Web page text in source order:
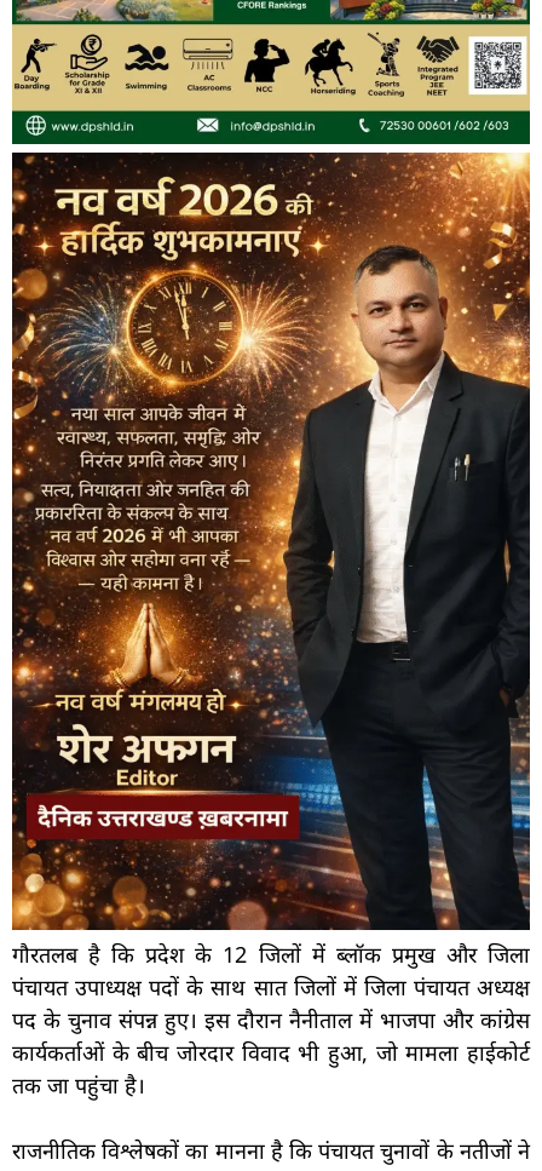
गौरतलब है कि प्रदेश के 12 जिलों में ब्लॉक प्रमुख और जिला
पंचायत उपाध्यक्ष पदों के साथ सात जिलों में जिला पंचायत अध्यक्ष
पद के चुनाव संपन्न हुए। इस दौरान नैनीताल में भाजपा और कांग्रेस
कार्यकर्ताओं के बीच जोरदार विवाद भी हुआ, जो मामला हाईकोर्ट
तक जा पहुंचा है।
राजनीतिक विश्लेषकों का मानना है कि पंचायत चुनावों के नतीजों ने